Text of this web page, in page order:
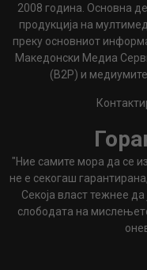
2008 година. Основна
продукција на
преку основниот
Македонски Медиа
(B2P) и
"Ние самите мора да се
не е секогаш
Секоја власт тежнее
слободата на